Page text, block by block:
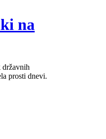
na
državnih
prosti dnevi.